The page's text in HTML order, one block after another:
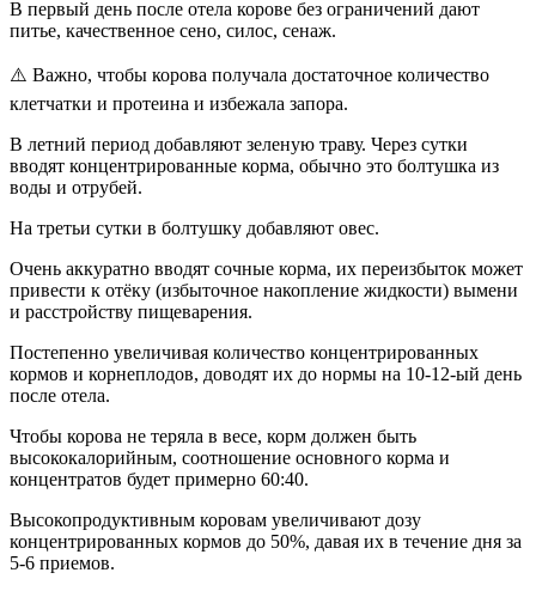
В первый день после отела корове без ограничений дают
питье, качественное сено, силос, сенаж.
⚠️ Важно, чтобы корова получала достаточное количество
клетчатки и протеина и избежала запора.
В летний период добавляют зеленую траву. Через сутки
вводят концентрированные корма, обычно это болтушка из
воды и отрубей.
На третьи сутки в болтушку добавляют овес.
Очень аккуратно вводят сочные корма, их переизбыток может
привести к отёку (избыточное накопление жидкости) вымени
и расстройству пищеварения.
Постепенно увеличивая количество концентрированных
кормов и корнеплодов, доводят их до нормы на 10-12-ый день
после отела.
Чтобы корова не теряла в весе, корм должен быть
высококалорийным, соотношение основного корма и
концентратов будет примерно 60:40.
Высокопродуктивным коровам увеличивают дозу
концентрированных кормов до 50%, давая их в течение дня за
5-6 приемов.